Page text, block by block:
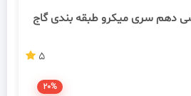
دهم سری میکرو طبقه بندی گاج
5
20%